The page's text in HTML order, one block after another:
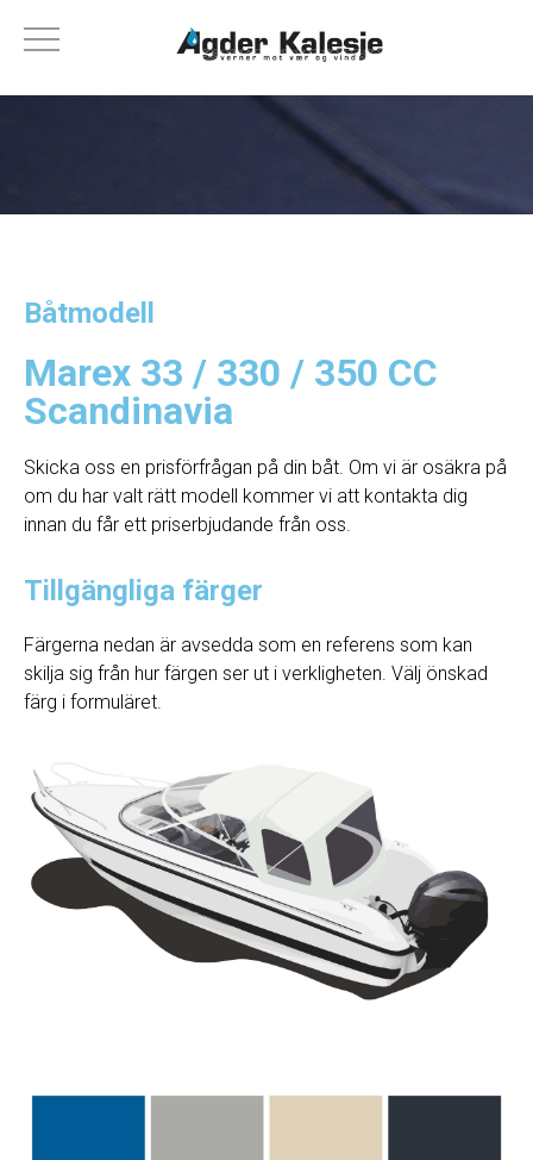
Båtmodell
Marex 33 / 330 / 350 CC
Scandinavia
Skicka oss en prisförfrågan på din båt. Om vi ​​är osäkra på
om du har valt rätt modell kommer vi att kontakta dig
innan du får ett priserbjudande från oss.
Tillgängliga färger
Färgerna nedan är avsedda som en referens som kan
skilja sig från hur färgen ser ut i verkligheten. Välj önskad
färg i formuläret.